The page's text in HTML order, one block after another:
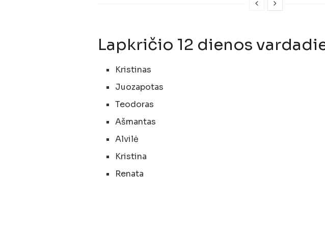
Lapkričio 12 dienos
Kristinas
Juozapotas
Teodoras
Ašmantas
Alvilė
Kristina
Renata